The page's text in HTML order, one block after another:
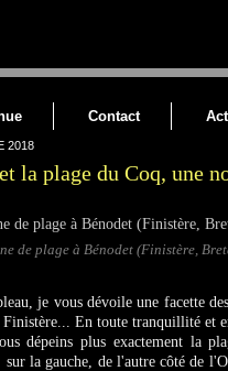
Contact
2018
la plage du Coq, une
de plage à Bénodet (Finistère,
je vous dévoile une facette
Finistère... En toute tranquillité et
dépeins plus exactement la
la gauche, de l'autre côté de